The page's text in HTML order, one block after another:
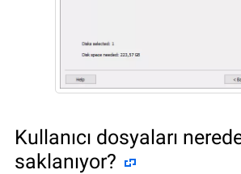
Kullanıcı dosyaları
saklanıyor?